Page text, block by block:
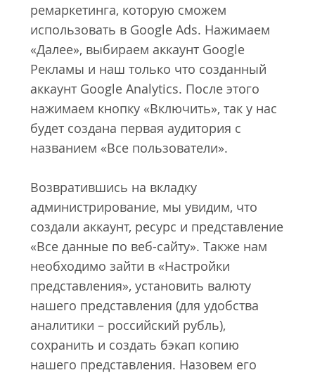
ремаркетинга, которую сможем
использовать в Google Аds. Нажимаем
«Далее», выбираем аккаунт Google
Рекламы и наш только что созданный
аккаунт Google Analytics. После этого
нажимаем кнопку «Включить», так у нас
будет создана первая аудитория с
названием «Все пользователи».
Возвратившись на вкладку
администрирование, мы увидим, что
создали аккаунт, ресурс и представление
«Все данные по веб-сайту». Также нам
необходимо зайти в «Настройки
представления», установить валюту
нашего представления (для удобства
аналитики – российский рубль),
сохранить и создать бэкап копию
нашего представления. Назовем его